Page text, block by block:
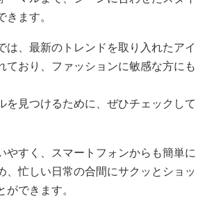
きます。
は、最新のトレンドを取り入れたアイ
ており、ファッションに敏感な方にも
を見つけるために、ぜひチェックして
やすく、スマートフォンからも簡単に
、忙しい日常の合間にサクッとショッ
ができます。